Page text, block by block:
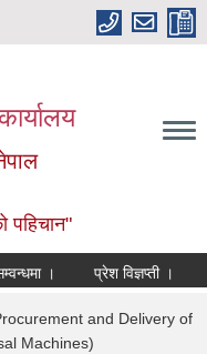
पहिचान"
। प्रेश विज्ञप्ती ।
and Delivery of
Machines)